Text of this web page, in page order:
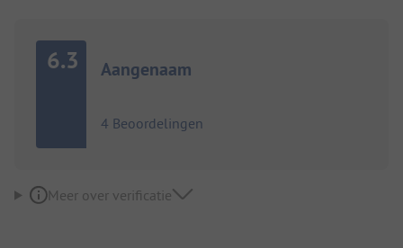
6.3 Aangenaam
4 Beoordelingen
Meer over verificatie